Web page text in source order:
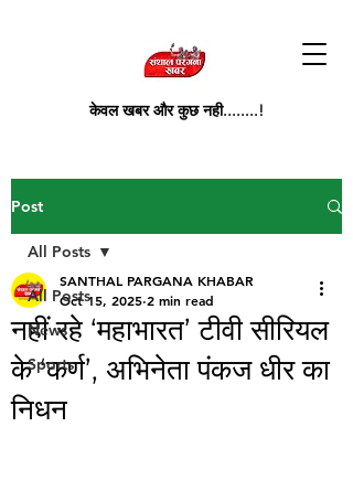
केवल खबर और कुछ नही........!
Post
All Posts
News
Sports
All Posts
नहीं रहे ‘महाभारत’ टीवी सीरियल
के ‘कर्ण’, अभिनेता पंकज धीर का
निधन
SANTHAL PARGANA KHABAR
Oct 15, 2025 2 min read